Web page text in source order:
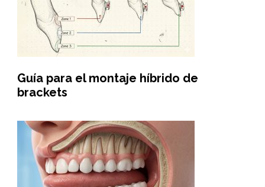
Guía para el montaje híbrido de
brackets